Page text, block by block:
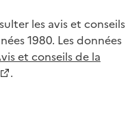
les avis et conseils
1980. Les données
et conseils de la
.